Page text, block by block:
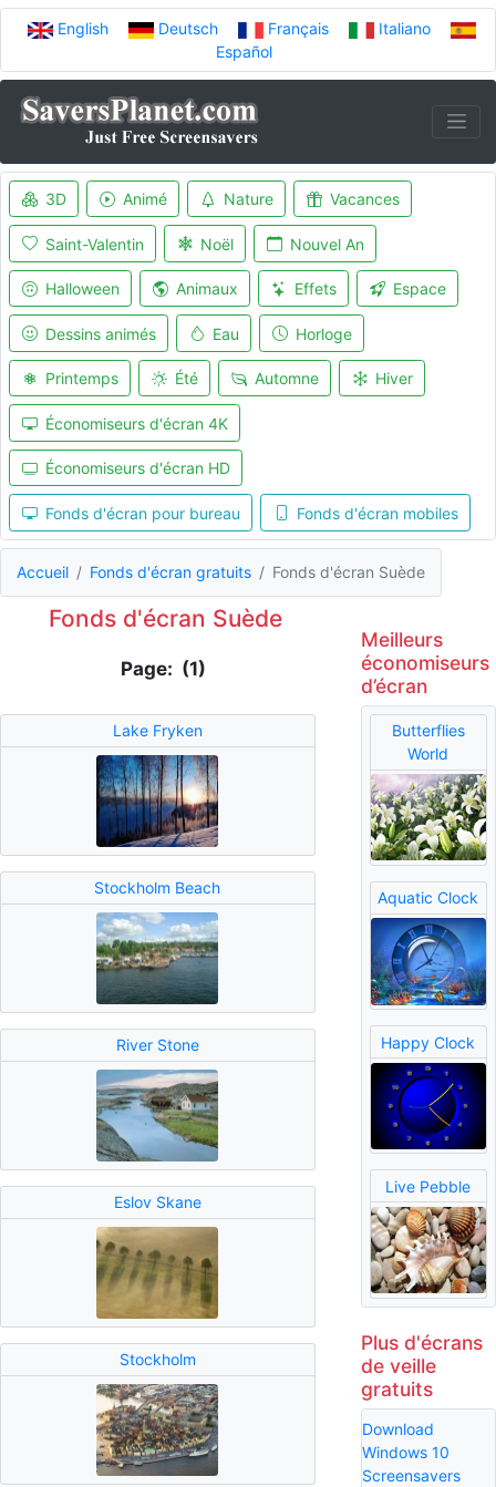
English Deutsch Français
Italiano
Español
3D Animé Nature Vacances
Saint-Valentin Noël Nouvel An
Halloween Animaux Effets Espace
Dessins animés Eau Horloge
Printemps Été Automne Hiver
Économiseurs d'écran 4K
Économiseurs d'écran HD
Fonds d'écran pour bureau Fonds d'écran mobiles
Accueil Fonds d'écran gratuits Fonds d'écran Suède
Fonds d'écran Suède
Page: (1)
Lake Fryken
Stockholm Beach
River Stone
Eslov Skane
Stockholm
Meilleurs
économiseurs
d’écran
Butterflies
World
Aquatic Clock
Happy Clock
Live Pebble
Plus d'écrans
de veille
gratuits
Download
Windows 10
Screensavers